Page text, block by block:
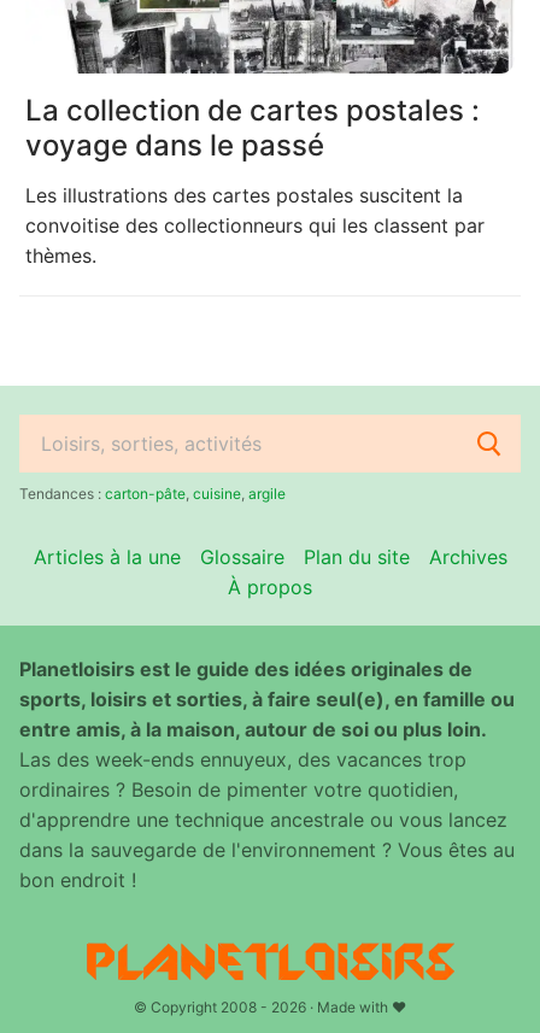
La collection de cartes postales :
voyage dans le passé
Les illustrations des cartes postales suscitent la
convoitise des collectionneurs qui les classent par
thèmes.
Rechercher
:Tendances : carton-pâte cuisine argile
Articles à la une Glossaire Plan du site
Archives
À propos
Planetloisirs est le guide des idées originales de
sports, loisirs et sorties, à faire seul(e), en famille ou
entre amis, à la maison, autour de soi ou plus loin.
Las des week-ends ennuyeux, des vacances trop
ordinaires ? Besoin de pimenter votre quotidien,
d'apprendre une technique ancestrale ou vous lancez
dans la sauvegarde de l'environnement ? Vous êtes au
bon endroit !
© Copyright 2008 - 2026 · Made with ♥